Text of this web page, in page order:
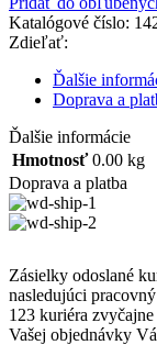
Katalógové číslo:
Zdieľať:
Ďalšie
Doprava a
Ďalšie informácie
Hmotnosť 0.00 kg
Doprava a platba
Zásielky odoslané
nasledujúci
123 kuriéra
Vašej objednávky